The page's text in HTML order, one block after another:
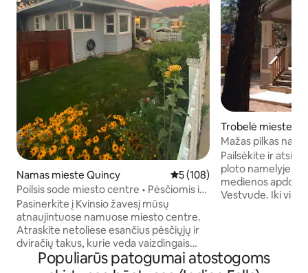
Namas mieste Quincy Vidutinis įvertinimas: 5 iš 5,
5 (108)
Poilsis sode miesto centre • Pėsčiomis iki
parduotuvių ir restoranų
Pasinerkite į Kvinsio žavesį mūsų
atnaujintuose namuose miesto centre.
Atraskite netoliese esančius pėsčiųjų ir
dviračių takus, kurie veda vaizdingais
maršrutais per Sierras, arba mėgaukitės
diena prie ežero netoliese esančiuose
Trobelė mieste
Mažas pilkas
Pailsėkite ir
ploto namelyje,
medienos
Vestvude. Iki
Trailhead“,
Populiarūs patogumai atostogoms